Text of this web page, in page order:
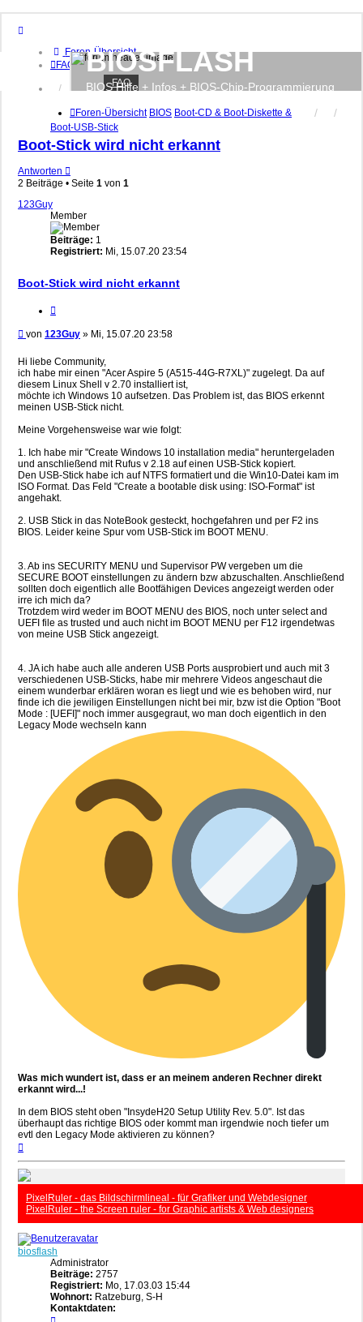
Foren-Übersicht
FAQ
Anmelden
BIOSFLASH
BIOS Hilfe + Infos + BIOS-Chip-Programmierung
FAQ
Foren-Übersicht BIOS Boot-CD & Boot-Diskette &
Boot-USB-Stick
Boot-Stick wird nicht erkannt
Antworten
2 Beiträge • Seite 1 von 1
123Guy
Member
Beiträge: 1
Registriert: Mi, 15.07.20 23:54
Boot-Stick wird nicht erkannt
Beitrag
von 123Guy » Mi, 15.07.20 23:58
Hi liebe Community,
ich habe mir einen "Acer Aspire 5 (A515-44G-R7XL)" zugelegt. Da auf
diesem Linux Shell v 2.70 installiert ist,
möchte ich Windows 10 aufsetzen. Das Problem ist, das BIOS erkennt
meinen USB-Stick nicht.
Meine Vorgehensweise war wie folgt:
1. Ich habe mir "Create Windows 10 installation media" heruntergeladen
und anschließend mit Rufus v 2.18 auf einen USB-Stick kopiert.
Den USB-Stick habe ich auf NTFS formatiert und die Win10-Datei kam im
ISO Format. Das Feld "Create a bootable disk using: ISO-Format" ist
angehakt.
2. USB Stick in das NoteBook gesteckt, hochgefahren und per F2 ins
BIOS. Leider keine Spur vom USB-Stick im BOOT MENU.
3. Ab ins SECURITY MENU und Supervisor PW vergeben um die
SECURE BOOT einstellungen zu ändern bzw abzuschalten. Anschließend
sollten doch eigentlich alle Bootfähigen Devices angezeigt werden oder
irre ich mich da?
Trotzdem wird weder im BOOT MENU des BIOS, noch unter select and
UEFI file as trusted und auch nicht im BOOT MENU per F12 irgendetwas
von meine USB Stick angezeigt.
4. JA ich habe auch alle anderen USB Ports ausprobiert und auch mit 3
verschiedenen USB-Sticks, habe mir mehrere Videos angeschaut die
einem wunderbar erklären woran es liegt und wie es behoben wird, nur
finde ich die jewiligen Einstellungen nicht bei mir, bzw ist die Option "Boot
Mode : [UEFI]" noch immer ausgegraut, wo man doch eigentlich in den
Legacy Mode wechseln kann
Was mich wundert ist, dass er an meinem anderen Rechner direkt
erkannt wird...!
In dem BIOS steht oben "InsydeH20 Setup Utility Rev. 5.0". Ist das
überhaupt das richtige BIOS oder kommt man irgendwie noch tiefer um
evtl den Legacy Mode aktivieren zu können?
PixelRuler - das Bildschirmlineal - für Grafiker und Webdesigner
PixelRuler - the Screen ruler - for Graphic artists & Web designers
biosflash
Administrator
Beiträge: 2757
Registriert: Mo, 17.03.03 15:44
Wohnort: Ratzeburg, S-H
Kontaktdaten: